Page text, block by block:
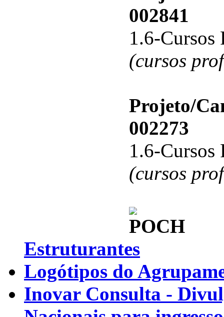
002841
1.6-Cursos
(cursos
Projeto/
002273
1.6-Cursos
(cursos
Estruturantes
Logótipos do
Inovar Consulta -